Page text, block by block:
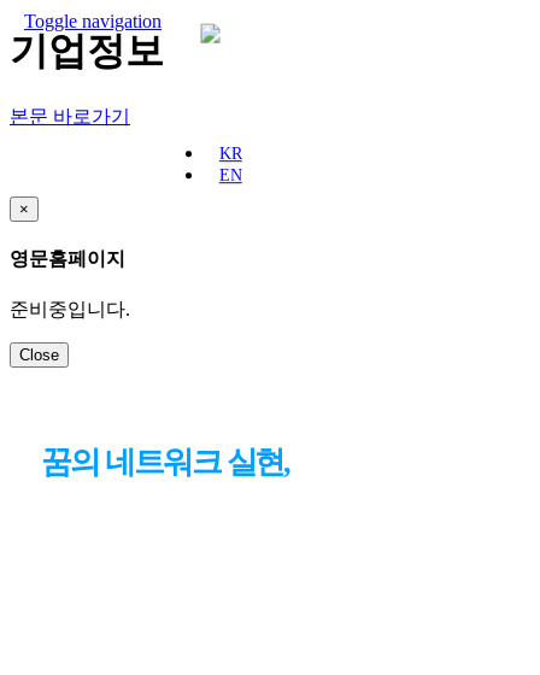
기업정보
본문 바로가기
회사소개
기업정보
CEO 인사말
사업장 안내
Toggle navigation
KR
EN
×
영문홈페이지
준비중입니다.
Close
꿈의 네트워크 실현,글로벌 시장을